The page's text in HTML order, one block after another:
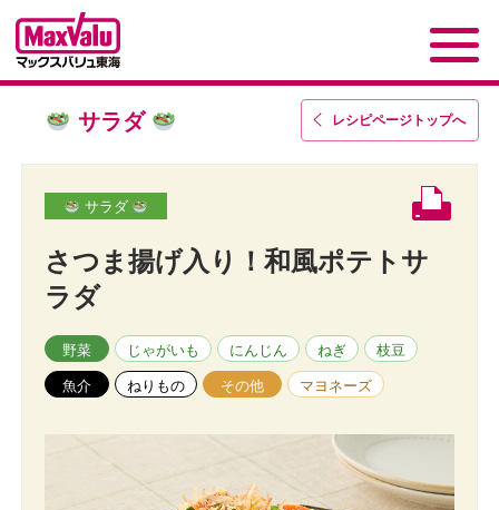
レシピページトップへ
サラダ
サラダ
さつま揚げ入り！和風ポテトサ
ラダ
野菜 じゃがいも にんじん ねぎ 枝豆
魚介 ねりもの その他 マヨネーズ